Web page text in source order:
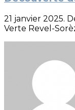
21 janvier 2025.
Verte Revel-